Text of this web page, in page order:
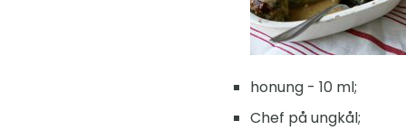
honung - 10 ml;
Chef på ungkål;